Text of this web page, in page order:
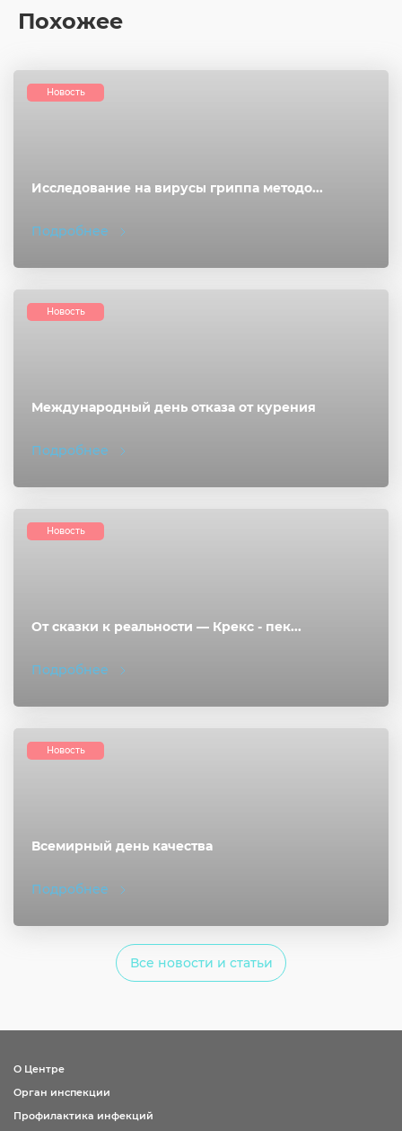
Похожее
Исследование на вирусы гриппа методо...
Подробнее
Новость
Международный день отказа от курения
Подробнее
Новость
От сказки к реальности — Крекс - пек...
Подробнее
Новость
Всемирный день качества
Подробнее
Новость
Все новости и статьи
О Центре
Орган инспекции
Профилактика инфекций